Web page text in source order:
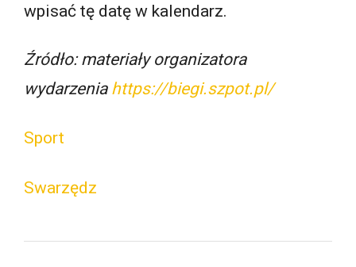
wpisać tę datę w kalendarz.
Źródło: materiały organizatora
wydarzenia https://biegi.szpot.pl/
Sport
Swarzędz